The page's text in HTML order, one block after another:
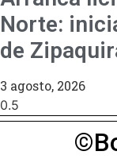
Norte:
de
3 agosto, 2026